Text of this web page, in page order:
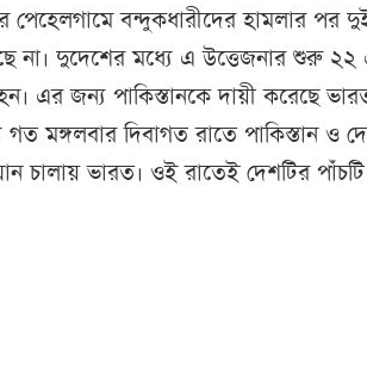
পেহেলগামে বন্দুকধারীদের হামলার পর
না। দুদেশের মধ্যে এ উত্তেজনার শুরু ২২
এর জন্য পাকিস্তানকে দায়ী করেছে
মঙ্গলবার দিবাগত রাতে পাকিস্তান ও
চালায় ভারত। ওই রাতেই দেশটির পাঁচটি